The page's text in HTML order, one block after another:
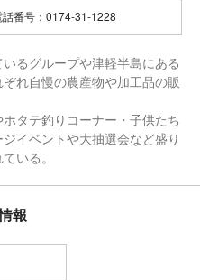
話番号：0174-31-1228
るグループや津軽半島にある
れ自慢の農産物や加工品の販
タテ釣りコーナー・子供たち
イベントや大抽選会など盛り
いる。
報